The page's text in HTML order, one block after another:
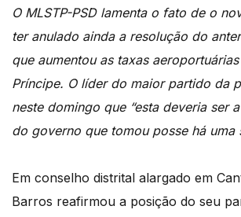
O MLSTP-PSD lamenta o fato de o
ter anulado ainda a resolução do
que aumentou as taxas
Príncipe. O líder do maior partido da
neste domingo que “esta deveria ser
do governo que tomou posse há uma
Em conselho distrital alargado em
Barros reafirmou a posição do seu